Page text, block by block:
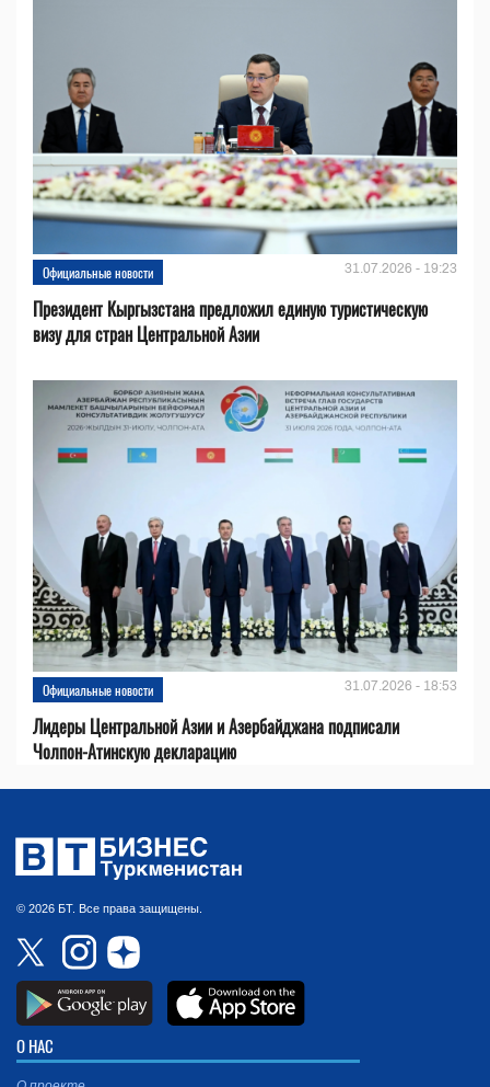
Официальные новости 31.07.2026 - 19:23
Президент Кыргызстана предложил единую туристическую
визу для стран Центральной Азии
Официальные новости 31.07.2026 - 18:53
Лидеры Центральной Азии и Азербайджана подписали
Чолпон-Атинскую декларацию
© 2026 БТ. Все права защищены.
О НАС